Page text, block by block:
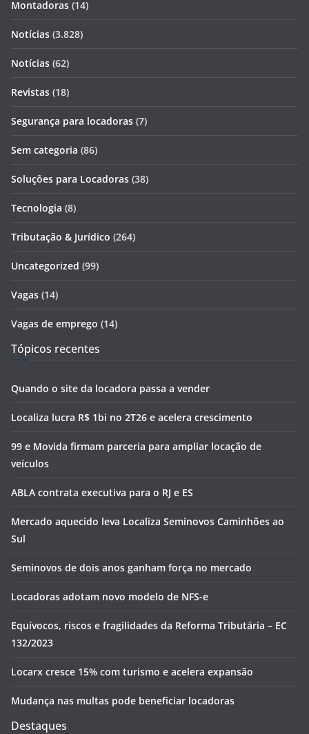
Montadoras (14)
Notícias (3.828)
Notícias (62)
Revistas (18)
Segurança para locadoras (7)
Sem categoria (86)
Soluções para Locadoras (38)
Tecnologia (8)
Tributação & Jurídico (264)
Uncategorized (99)
Vagas (14)
Vagas de emprego (14)
Tópicos recentes
Quando o site da locadora passa a vender
Localiza lucra R$ 1bi no 2T26 e acelera crescimento
99 e Movida firmam parceria para ampliar locação de
veículos
ABLA contrata executiva para o RJ e ES
Mercado aquecido leva Localiza Seminovos Caminhões ao
Sul
Seminovos de dois anos ganham força no mercado
Locadoras adotam novo modelo de NFS-e
Equívocos, riscos e fragilidades da Reforma Tributária – EC
132/2023
Locarx cresce 15% com turismo e acelera expansão
Mudança nas multas pode beneficiar locadoras
Destaques